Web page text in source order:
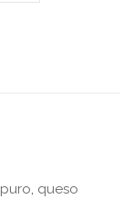
puro, queso